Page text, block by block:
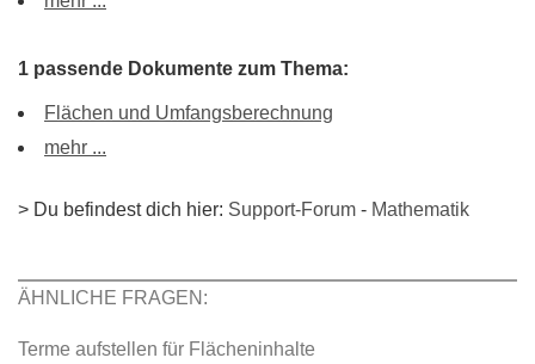
1 passende Dokumente zum Thema:
Flächen und Umfangsberechnung
mehr ...
> Du befindest dich hier: Support-Forum - Mathematik
ÄHNLICHE FRAGEN:
Terme aufstellen für Flächeninhalte